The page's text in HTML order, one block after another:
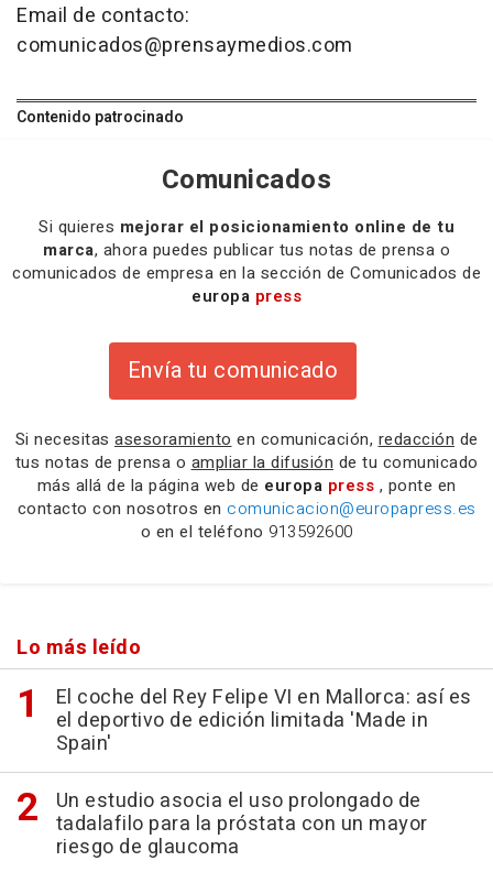
Email de contacto:
comunicados@prensaymedios.com
Contenido patrocinado
Comunicados
Si quieres mejorar el posicionamiento online de tu
marca, ahora puedes publicar tus notas de prensa o
comunicados de empresa en la sección de Comunicados de
europa press
Envía tu comunicado
Si necesitas asesoramiento en comunicación, redacción de
tus notas de prensa o ampliar la difusión de tu comunicado
más allá de la página web de europa press , ponte en
contacto con nosotros en comunicacion@europapress.es
o en el teléfono 913592600
Lo más leído
El coche del Rey Felipe VI en Mallorca: así es
el deportivo de edición limitada 'Made in
Spain'
Un estudio asocia el uso prolongado de
tadalafilo para la próstata con un mayor
riesgo de glaucoma